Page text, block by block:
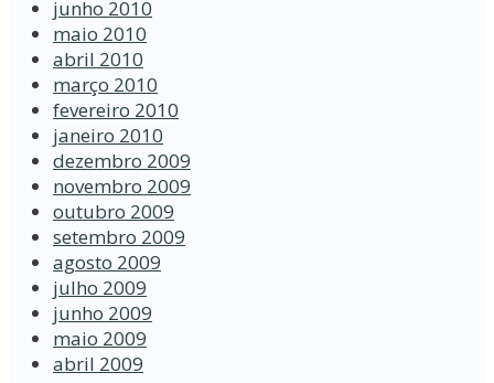
junho 2010
maio 2010
abril 2010
março 2010
fevereiro 2010
janeiro 2010
dezembro 2009
novembro 2009
outubro 2009
setembro 2009
agosto 2009
julho 2009
junho 2009
maio 2009
abril 2009